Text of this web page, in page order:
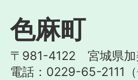
色麻町
〒981-4122 宮城県加
電話：0229-65-2111